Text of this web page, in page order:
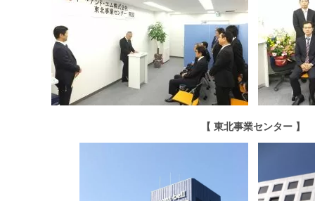
【 東北事業センター 】